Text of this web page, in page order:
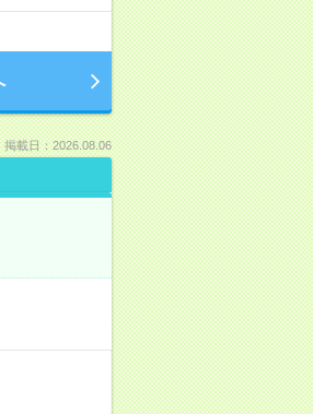
掲載日：2026.08.06